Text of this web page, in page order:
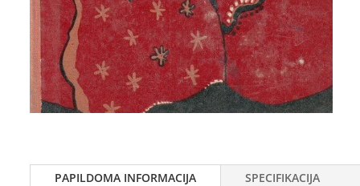
PAPILDOMA INFORMACIJA SPECIFIKACIJA